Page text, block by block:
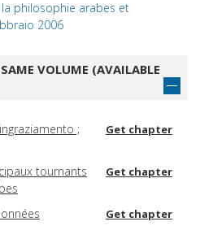
philosophie arabes et
2006
VOLUME (AVAILABLE
;
Get chapter
tournants
Get chapter
Get chapter